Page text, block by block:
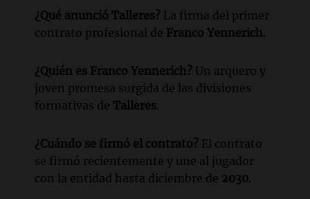
¿Qué anunció Talleres? La firma del primer
contrato profesional de Franco Yennerich.
¿Quién es Franco Yennerich? Un arquero y
joven promesa surgida de las divisiones
formativas de Talleres.
¿Cuándo se firmó el contrato? El contrato
se firmó recientemente y une al jugador
con la entidad hasta diciembre de 2030.